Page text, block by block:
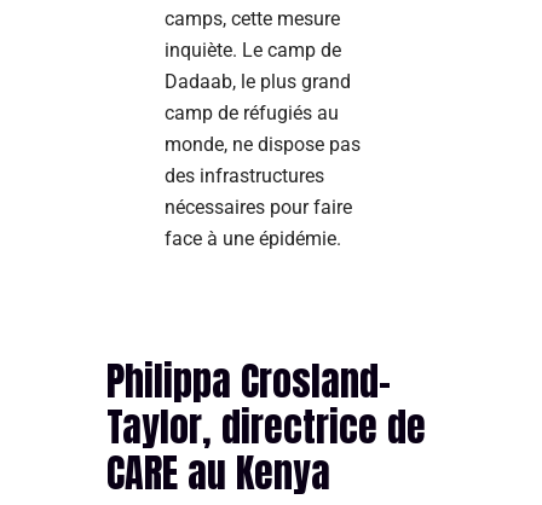
camps, cette mesure
inquiète. Le camp de
Dadaab, le plus grand
camp de réfugiés au
monde, ne dispose pas
des infrastructures
nécessaires pour faire
face à une épidémie.
Philippa Crosland-
Taylor, directrice de
CARE au Kenya